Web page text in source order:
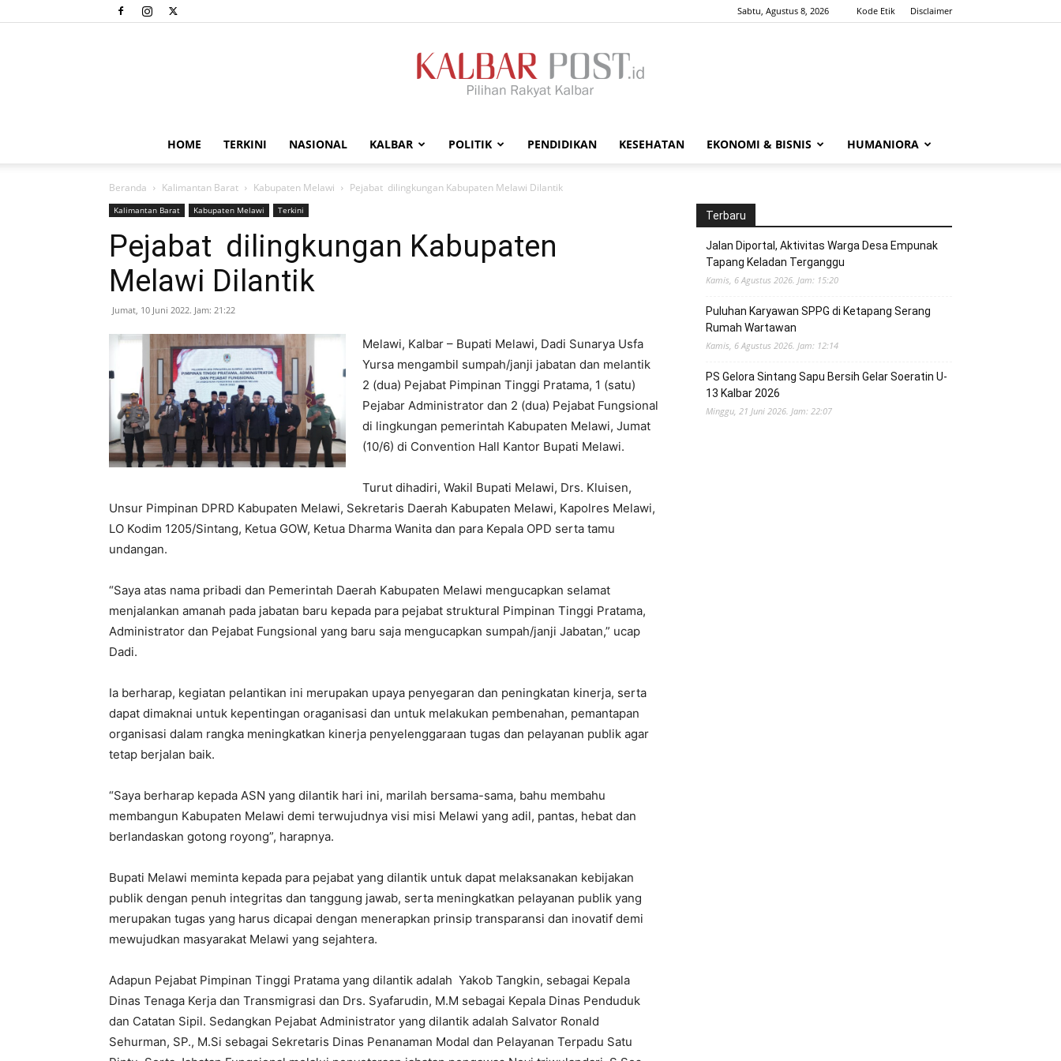
Sabtu, Agustus 8, 2026 Kode Etik Disclaimer
HOME TERKINI NASIONAL KALBAR POLITIK PENDIDIKAN KESEHATAN EKONOMI & BISNIS HUMANIORA
Beranda Kalimantan Barat Kabupaten Melawi Pejabat dilingkungan Kabupaten Melawi Dilantik
Kalimantan Barat Kabupaten Melawi Terkini
Pejabat dilingkungan Kabupaten
Melawi Dilantik
Jumat, 10 Juni 2022. Jam: 21:22
Melawi, Kalbar – Bupati Melawi, Dadi Sunarya Usfa
Yursa mengambil sumpah/janji jabatan dan melantik
2 (dua) Pejabat Pimpinan Tinggi Pratama, 1 (satu)
Pejabar Administrator dan 2 (dua) Pejabat Fungsional
di lingkungan pemerintah Kabupaten Melawi, Jumat
(10/6) di Convention Hall Kantor Bupati Melawi.
Turut dihadiri, Wakil Bupati Melawi, Drs. Kluisen,
Unsur Pimpinan DPRD Kabupaten Melawi, Sekretaris Daerah Kabupaten Melawi, Kapolres Melawi,
LO Kodim 1205/Sintang, Ketua GOW, Ketua Dharma Wanita dan para Kepala OPD serta tamu
undangan.
“Saya atas nama pribadi dan Pemerintah Daerah Kabupaten Melawi mengucapkan selamat
menjalankan amanah pada jabatan baru kepada para pejabat struktural Pimpinan Tinggi Pratama,
Administrator dan Pejabat Fungsional yang baru saja mengucapkan sumpah/janji Jabatan,” ucap
Dadi.
Ia berharap, kegiatan pelantikan ini merupakan upaya penyegaran dan peningkatan kinerja, serta
dapat dimaknai untuk kepentingan oraganisasi dan untuk melakukan pembenahan, pemantapan
organisasi dalam rangka meningkatkan kinerja penyelenggaraan tugas dan pelayanan publik agar
tetap berjalan baik.
“Saya berharap kepada ASN yang dilantik hari ini, marilah bersama-sama, bahu membahu
membangun Kabupaten Melawi demi terwujudnya visi misi Melawi yang adil, pantas, hebat dan
berlandaskan gotong royong”, harapnya.
Bupati Melawi meminta kepada para pejabat yang dilantik untuk dapat melaksanakan kebijakan
publik dengan penuh integritas dan tanggung jawab, serta meningkatkan pelayanan publik yang
merupakan tugas yang harus dicapai dengan menerapkan prinsip transparansi dan inovatif demi
mewujudkan masyarakat Melawi yang sejahtera.
Adapun Pejabat Pimpinan Tinggi Pratama yang dilantik adalah Yakob Tangkin, sebagai Kepala
Dinas Tenaga Kerja dan Transmigrasi dan Drs. Syafarudin, M.M sebagai Kepala Dinas Penduduk
dan Catatan Sipil. Sedangkan Pejabat Administrator yang dilantik adalah Salvator Ronald
Sehurman, SP., M.Si sebagai Sekretaris Dinas Penanaman Modal dan Pelayanan Terpadu Satu
Terbaru
Jalan Diportal, Aktivitas Warga Desa Empunak
Tapang Keladan Terganggu
Kamis, 6 Agustus 2026. Jam: 15:20
Puluhan Karyawan SPPG di Ketapang Serang
Rumah Wartawan
Kamis, 6 Agustus 2026. Jam: 12:14
PS Gelora Sintang Sapu Bersih Gelar Soeratin U-
13 Kalbar 2026
Minggu, 21 Juni 2026. Jam: 22:07